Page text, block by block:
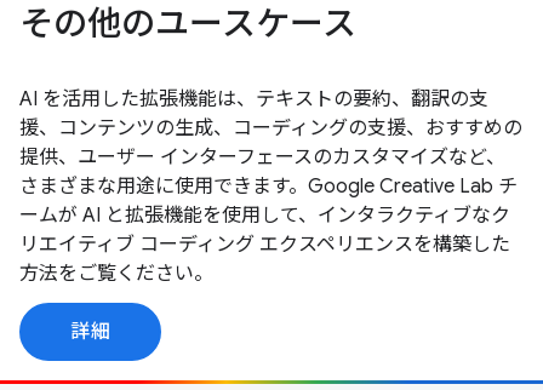
その他のユースケース
AI を活用した拡張機能は、テキストの要約、翻訳の支
援、コンテンツの生成、コーディングの支援、おすすめの
提供、ユーザー インターフェースのカスタマイズなど、
さまざまな用途に使用できます。Google Creative Lab チ
ームが AI と拡張機能を使用して、インタラクティブなク
リエイティブ コーディング エクスペリエンスを構築した
方法をご覧ください。
詳細